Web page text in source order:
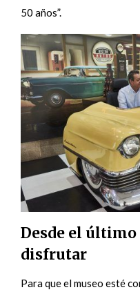
50 años”.
Desde el
disfrutar
Para que el museo esté